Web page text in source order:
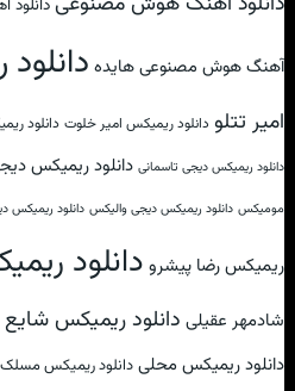
آهنگ هوش مصنوعی هایده
امیر تتلو دانلود ریمیکس امیر خلوت دانلود
دانلود ریمیکس دیجی تاسمانی دانلود ریمیکس
مومیکس دانلود ریمیکس دیجی والیکس دانلود ریمیکس
ریمیکس رضا پیشرو دانلود
شادمهر عقیلی دانلود ریمیکس شایع
دانلود ریمیکس محلی دانلود ریمیکس مسلک